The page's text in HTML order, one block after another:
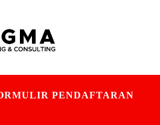
PENDAFTARAN